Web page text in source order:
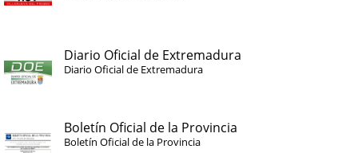
Diario Oficial de Extremadura
Diario Oficial de Extremadura
Boletín Oficial de la Provincia
Boletín Oficial de la Provincia